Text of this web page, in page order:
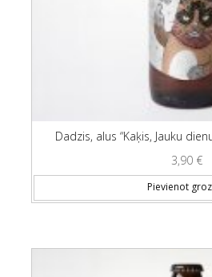
Dadzis, alus “Kaķis, Jauku
3,90 €
Pievienot